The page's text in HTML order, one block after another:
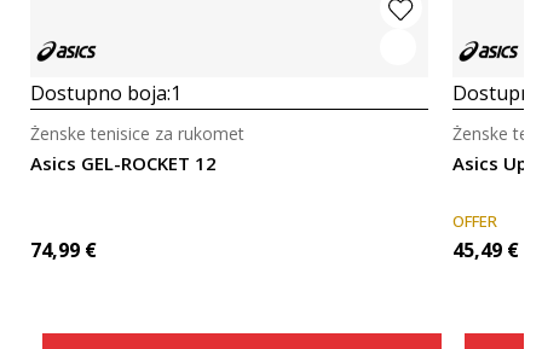
Dostupno boja:1
Asics GEL-ROCKET 12
Ženske tenisice za rukomet
74,99 €
Asics
Ženske
OFFER
45,49 €